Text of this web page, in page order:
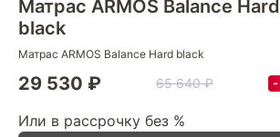
Матрас ARMOS Balance Hard
black
Матрас ARMOS Balance Hard black
29 530 ₽ 65 640 ₽
Или в рассрочку без %